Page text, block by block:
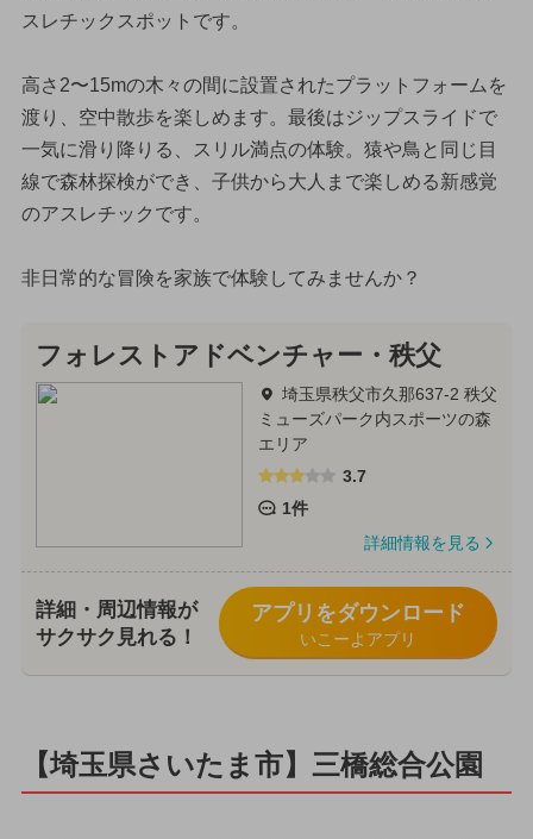
スレチックスポットです。
高さ2〜15mの木々の間に設置されたプラットフォームを
渡り、空中散歩を楽しめます。最後はジップスライドで
一気に滑り降りる、スリル満点の体験。猿や鳥と同じ目
線で森林探検ができ、子供から大人まで楽しめる新感覚
のアスレチックです。
非日常的な冒険を家族で体験してみませんか？
フォレストアドベンチャー・秩父
埼玉県秩父市久那637-2 秩父
ミューズパーク内スポーツの森
エリア
3.7
1件
詳細情報を見る
詳細・周辺情報が
サクサク見れる！
アプリをダウンロード
いこーよアプリ
【埼玉県さいたま市】三橋総合公園